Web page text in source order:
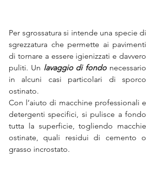
Per sgrossatura si intende una specie di
sgrezzatura che permette ai pavimenti
di tornare a essere igienizzati e davvero
puliti. Un lavaggio di fondo necessario
in alcuni casi particolari di sporco
ostinato.
Con l’aiuto di macchine professionali e
detergenti specifici, si pulisce a fondo
tutta la superficie, togliendo macchie
ostinate, quali residui di cemento o
grasso incrostato.